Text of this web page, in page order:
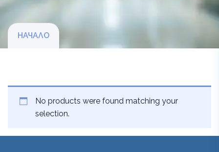
НАЧАЛО
No products were found matching your
selection.